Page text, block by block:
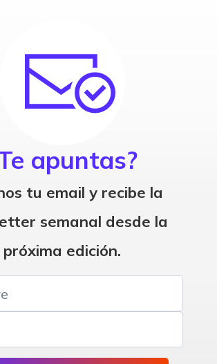
apuntas?
tu email y recibe la
semanal desde la
próxima edición.